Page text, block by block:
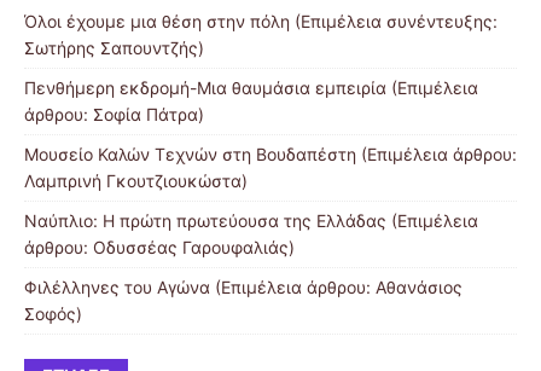
Όλοι έχουμε μια θέση στην πόλη (Επιμέλεια συνέντευξης:
Σωτήρης Σαπουντζής)
Πενθήμερη εκδρομή-Μια θαυμάσια εμπειρία (Επιμέλεια
άρθρου: Σοφία Πάτρα)
Μουσείο Καλών Τεχνών στη Βουδαπέστη (Επιμέλεια άρθρου:
Λαμπρινή Γκουτζιουκώστα)
Ναύπλιο: Η πρώτη πρωτεύουσα της Ελλάδας (Επιμέλεια
άρθρου: Οδυσσέας Γαρουφαλιάς)
Φιλέλληνες του Αγώνα (Επιμέλεια άρθρου: Αθανάσιος
Σοφός)